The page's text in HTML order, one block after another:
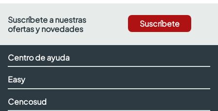
Suscríbete a nuestras
ofertas y novedades
Suscríbete
Centro de ayuda
Easy
Cencosud